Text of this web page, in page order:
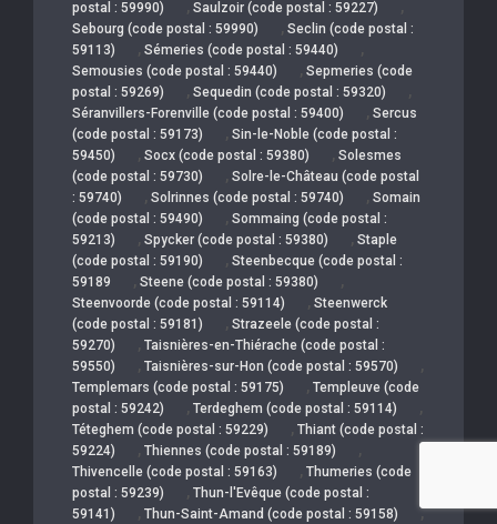
postal : 59990)
, Saulzoir (code postal : 59227) ,
Sebourg (code postal : 59990) , Seclin (code postal :
59113)
, Sémeries (code postal : 59440) ,
Semousies (code postal : 59440) , Sepmeries (code
postal : 59269)
, Sequedin (code postal : 59320) ,
Séranvillers-Forenville (code postal : 59400) , Sercus
(code postal : 59173)
, Sin-le-Noble (code postal :
59450)
, Socx (code postal : 59380) , Solesmes
(code postal : 59730)
, Solre-le-Château (code postal
: 59740)
, Solrinnes (code postal : 59740) , Somain
(code postal : 59490)
, Sommaing (code postal :
59213)
, Spycker (code postal : 59380) , Staple
(code postal : 59190)
, Steenbecque (code postal :
59189
, Steene (code postal : 59380) ,
Steenvoorde (code postal : 59114) , Steenwerck
(code postal : 59181)
, Strazeele (code postal :
59270)
, Taisnières-en-Thiérache (code postal :
59550)
, Taisnières-sur-Hon (code postal : 59570) ,
Templemars (code postal : 59175) , Templeuve (code
postal : 59242)
, Terdeghem (code postal : 59114) ,
Téteghem (code postal : 59229) , Thiant (code postal :
59224)
, Thiennes (code postal : 59189) ,
Thivencelle (code postal : 59163) , Thumeries (code
postal : 59239)
, Thun-l'Evêque (code postal :
59141)
, Thun-Saint-Amand (code postal : 59158) ,